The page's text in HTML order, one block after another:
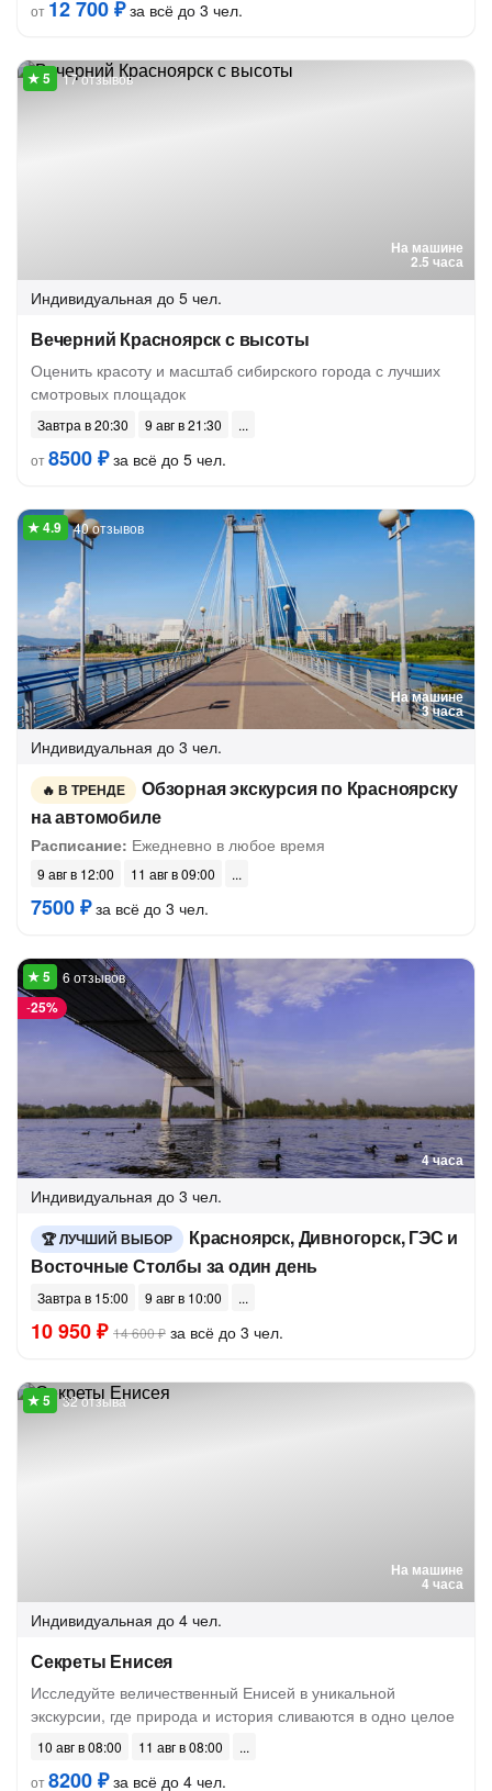
от 12 700 ₽за всё до 3 чел.
На машине
2.5 часа
17 отзывов
Индивидуальная до 5 чел.
Вечерний Красноярск с высоты
Оценить красоту и масштаб сибирского города с лучших
смотровых площадок
Завтра в 20:30
9 авг в 21:30
от8500 ₽за всё до 5 чел.
На машине
3 часа
40 отзывов
Индивидуальная до 3 чел.
В ТРЕНДЕ
Обзорная экскурсия по Красноярску
на автомобиле
Расписание: Ежедневно в любое время
9 авг в 12:00 11 авг в 09:00
7500 ₽за всё до 3 чел.
4 часа
-25%
6 отзывов
Индивидуальная до 3 чел.
ЛУЧШИЙ ВЫБОР
Красноярск, Дивногорск, ГЭС и
Восточные Столбы за один день
Завтра в 15:00 9 авг в 10:00
10 950 ₽ 14 600 ₽ за всё до 3 чел.
На машине
4 часа
32 отзыва
Индивидуальная до 4 чел.
Секреты Енисея
Исследуйте величественный Енисей в уникальной
экскурсии, где природа и история сливаются в одно целое
10 авг в 08:00
11 авг в 08:00
от8200 ₽за всё до 4 чел.